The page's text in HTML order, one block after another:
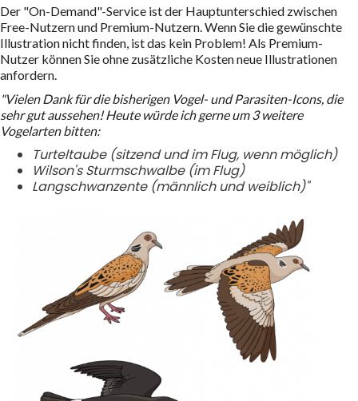
Der "On-Demand"-Service ist der Hauptunterschied zwischen
Free-Nutzern und Premium-Nutzern. Wenn Sie die gewünschte
Illustration nicht finden, ist das kein Problem! Als Premium-
Nutzer können Sie ohne zusätzliche Kosten neue Illustrationen
anfordern.
"Vielen Dank für die bisherigen Vogel- und Parasiten-Icons, die
sehr gut aussehen! Heute würde ich gerne um 3 weitere
Vogelarten bitten:
Turteltaube (sitzend und im Flug, wenn möglich)
Wilson's Sturmschwalbe (im Flug)
Langschwanzente (männlich und weiblich)"